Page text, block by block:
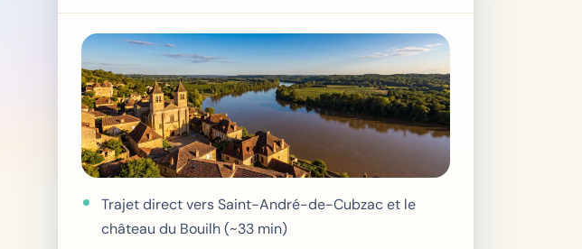
Trajet direct vers Saint-André-de-Cubzac et le
château du Bouilh (~33 min)